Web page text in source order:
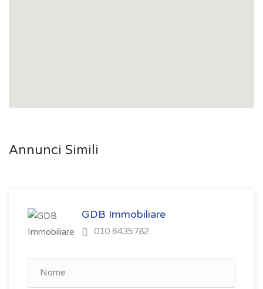
Annunci Simili
GDB Immobiliare
010 6435782